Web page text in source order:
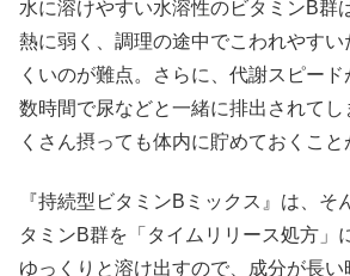
水に溶けやすい水溶性のビタミンB群
熱に弱く、調理の途中でこわれやすい
くいのが難点。さらに、代謝スピー
数時間で尿などと一緒に排出されてし
くさん摂っても体内に貯めておくこと
『持続型ビタミンBミックス』は、そ
タミンB群を「タイムリリース処方」
ゆっくりと溶け出すので、成分が長い